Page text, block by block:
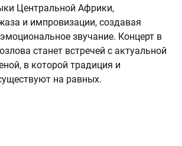
Центральной Африки,
и импровизации, создавая
звучание. Концерт в
станет встречей с актуальной
в которой традиция и
на равных.